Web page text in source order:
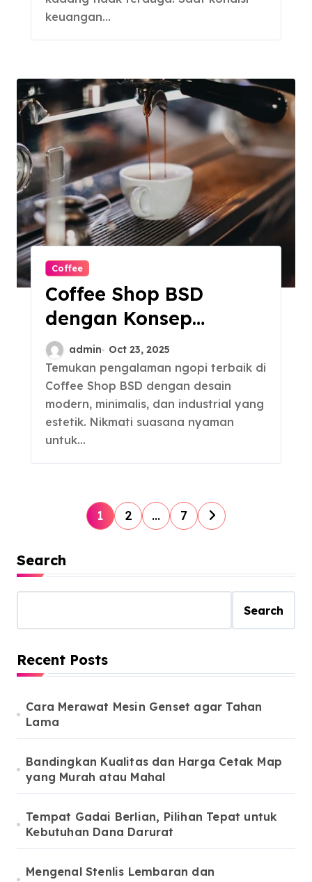
keuangan…
Coffee
Coffee Shop BSD
dengan Konsep
Modern yang Wajib
Dikunjungi
admin Oct 23, 2025
Temukan pengalaman ngopi terbaik di
Coffee Shop BSD dengan desain
modern, minimalis, dan industrial yang
estetik. Nikmati suasana nyaman
untuk…
P
o
t
p
a
g
a
t
i
o
n
1 2 … 7
Search
Search
Recent Posts
Cara Merawat Mesin Genset agar Tahan
Lama
Bandingkan Kualitas dan Harga Cetak Map
yang Murah atau Mahal
Tempat Gadai Berlian, Pilihan Tepat untuk
Kebutuhan Dana Darurat
Mengenal Stenlis Lembaran dan